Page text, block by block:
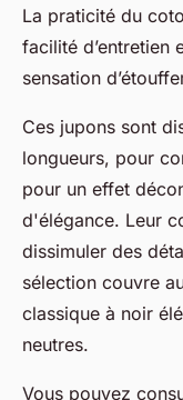
La praticité du
facilité d’entretien
sensation
Ces jupons sont
longueurs, pour
pour un effet
d'élégance. Leur
dissimuler des
sélection couvre
classique à noir
neutres.
Vous pouvez